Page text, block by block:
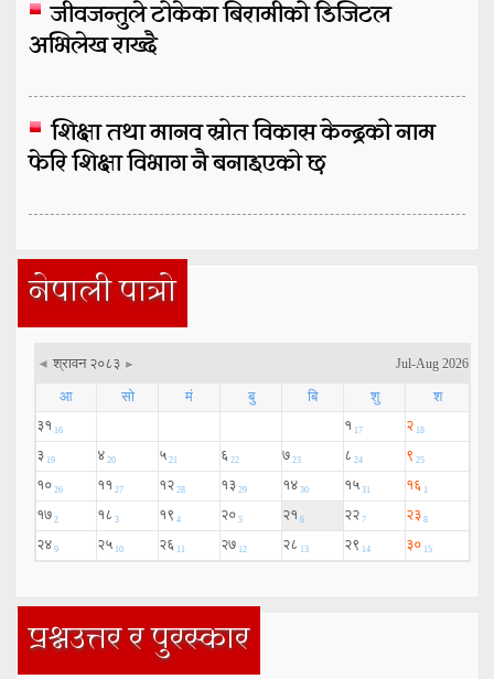
जीवजन्तुले टोकेका बिरामीको डिजिटल
अभिलेख राख्दै
शिक्षा तथा मानव स्रोत विकास केन्द्रको नाम
फेरि शिक्षा विभाग नै बनाइएको छ
नेपाली पात्रो
प्रश्नउत्तर र पुरस्कार